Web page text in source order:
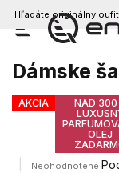
Prejsť
obsah
Hľadáte originálny
Dámske
AKCIA
NAD
OLEJ
Priemerné
Neohodnotené